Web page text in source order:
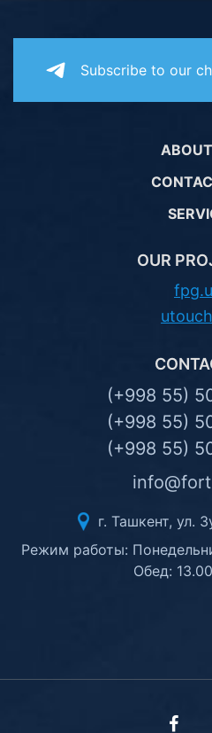
Subscribe to our
OUR
(+998 55)
(+998 55)
(+998 55)
г. Ташкент, ул.
Режим работы:
Обед: